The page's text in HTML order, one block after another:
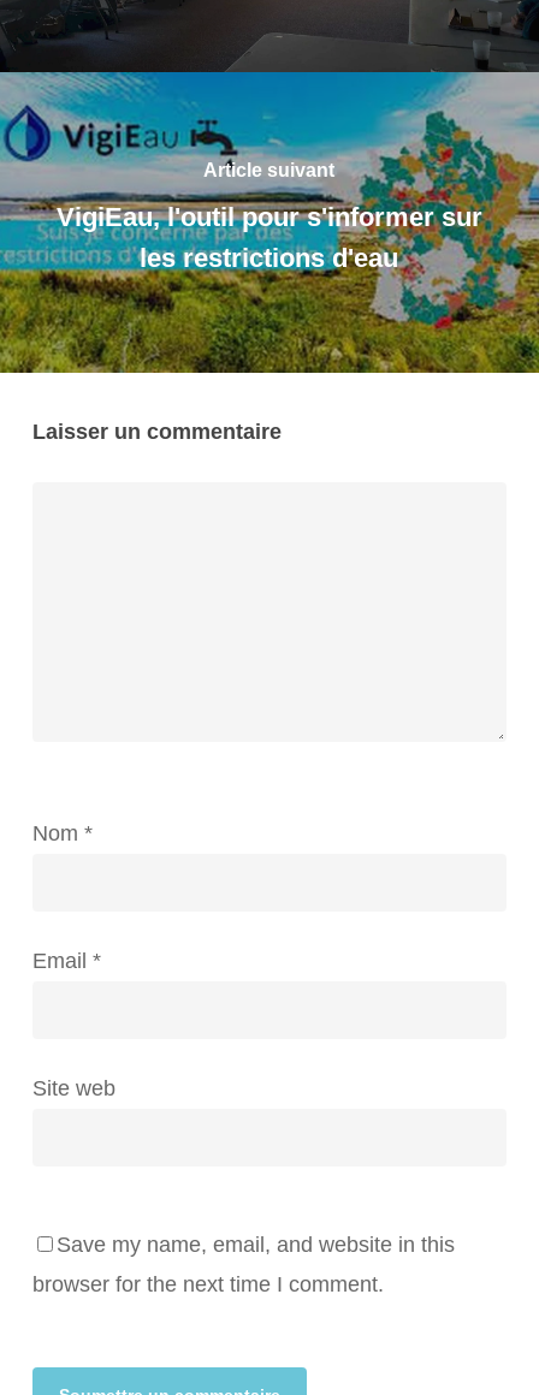
Article suivant
VigiEau, l'outil pour s'informer sur
les restrictions d'eau
Laisser un commentaire
Nom *
Email *
Site web
Save my name, email, and website in this
browser for the next time I comment.